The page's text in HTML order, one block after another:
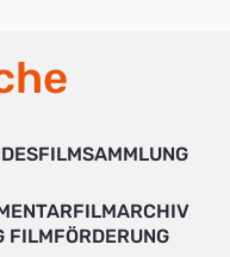
FILMFÖRDERUNG